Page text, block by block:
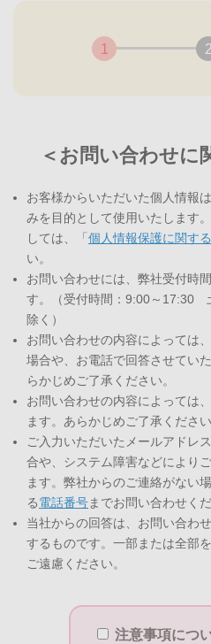
＜お問い合わせに
お客様からいただいた個人情報
みを目的として使用いたします
しては、「 個人情報保護に関す
い。
お問い合わせには、弊社受付時
す。（受付時間：9:00～17:30
除く）
お問い合わせの内容によっては
場合や、お電話で回答させてい
らかじめご了承ください。
お問い合わせの内容によっては
ます。あらかじめご了承ください
ご入力いただいたメールアドレ
合や、システム障害などにより
ます。弊社からのご連絡がない
る電話番号までお問い合わせくだ
当社からの回答は、お問い合わ
するものです。一部または全部
ご遠慮ください。
注意事項につ